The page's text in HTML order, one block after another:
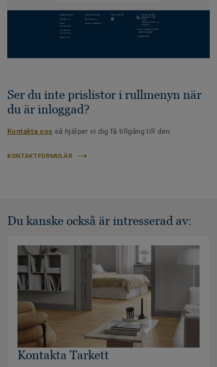
Ser du inte prislistor i rullmenyn när
du är inloggad?
Kontakta oss så hjälper vi dig få tillgång till den.
KONTAKTFORMULÄR
Du kanske också är intresserad av:
Kontakta Tarkett